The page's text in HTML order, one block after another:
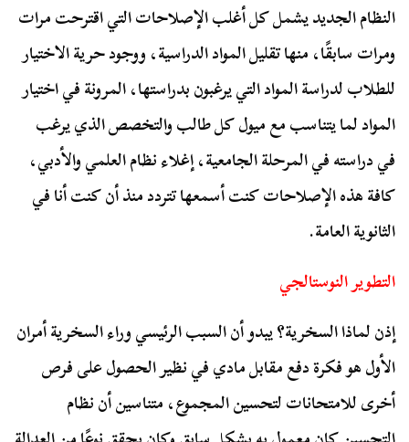
النظام الجديد يشمل كل أغلب الإصلاحات التي اقترحت مرات
ومرات سابقًا، منها تقليل المواد الدراسية، ووجود حرية الاختيار
للطلاب لدراسة المواد التي يرغبون بدراستها، المرونة في اختيار
المواد لما يتناسب مع ميول كل طالب والتخصص الذي يرغب
في دراسته في المرحلة الجامعية، إغلاء نظام العلمي والأدبي،
كافة هذه الإصلاحات كنت أسمعها تتردد منذ أن كنت أنا في
الثانوية العامة.
التطوير النوستالجي
إذن لماذا السخرية؟ يبدو أن السبب الرئيسي وراء السخرية أمران
الأول هو فكرة دفع مقابل مادي في نظير الحصول على فرص
أخرى للامتحانات لتحسين المجموع، متناسين أن نظام